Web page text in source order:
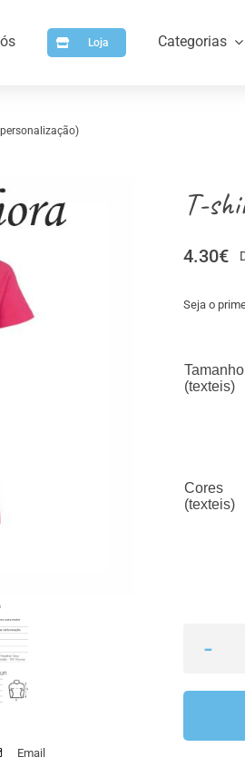
Loja Categorias
para Personalizar
Email
T-
4.30€
Seja o
Tamanho
(texteis)

Cores
(texteis)